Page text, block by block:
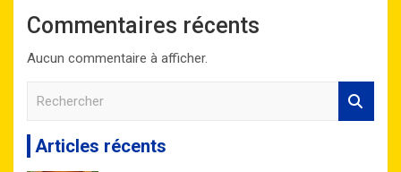
Commentaires récents
Aucun commentaire à afficher.
Articles récents